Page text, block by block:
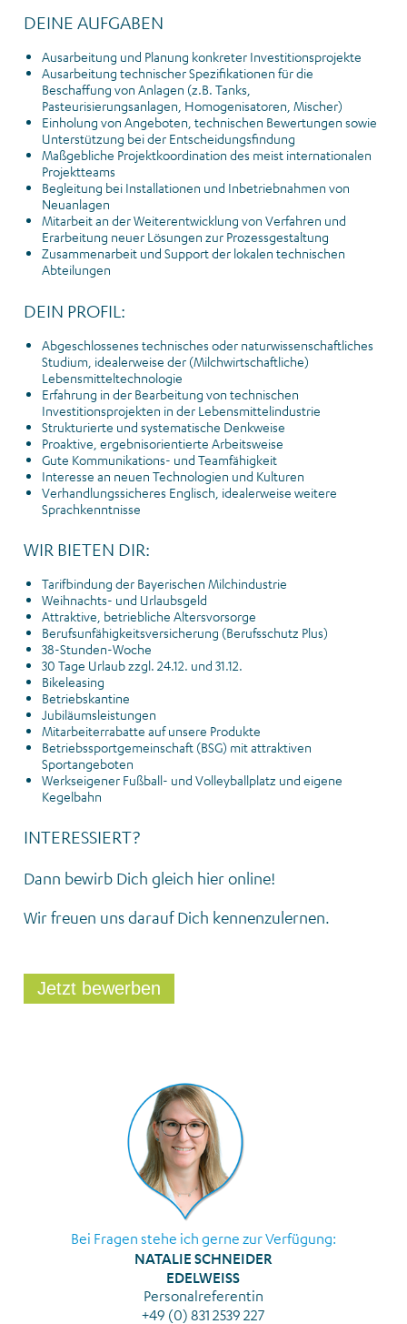
DEINE AUFGABEN
Ausarbeitung und Planung konkreter Investitionsprojekte
Ausarbeitung technischer Spezifikationen für die
Beschaffung von Anlagen (z.B. Tanks,
Pasteurisierungsanlagen, Homogenisatoren, Mischer)
Einholung von Angeboten, technischen Bewertungen sowie
Unterstützung bei der Entscheidungsfindung
Maßgebliche Projektkoordination des meist internationalen
Projektteams
Begleitung bei Installationen und Inbetriebnahmen von
Neuanlagen
Mitarbeit an der Weiterentwicklung von Verfahren und
Erarbeitung neuer Lösungen zur Prozessgestaltung
Zusammenarbeit und Support der lokalen technischen
Abteilungen
DEIN PROFIL:
Abgeschlossenes technisches oder naturwissenschaftliches
Studium, idealerweise der (Milchwirtschaftliche)
Lebensmitteltechnologie
Erfahrung in der Bearbeitung von technischen
Investitionsprojekten in der Lebensmittelindustrie
Strukturierte und systematische Denkweise
Proaktive, ergebnisorientierte Arbeitsweise
Gute Kommunikations- und Teamfähigkeit
Interesse an neuen Technologien und Kulturen
Verhandlungssicheres Englisch, idealerweise weitere
Sprachkenntnisse
WIR BIETEN DIR:
Tarifbindung der Bayerischen Milchindustrie
Weihnachts- und Urlaubsgeld
Attraktive, betriebliche Altersvorsorge
Berufsunfähigkeitsversicherung (Berufsschutz Plus)
38-Stunden-Woche
30 Tage Urlaub zzgl. 24.12. und 31.12.
Bikeleasing
Betriebskantine
Jubiläumsleistungen
Mitarbeiterrabatte auf unsere Produkte
Betriebssportgemeinschaft (BSG) mit attraktiven
Sportangeboten
Werkseigener Fußball- und Volleyballplatz und eigene
Kegelbahn
INTERESSIERT?
Dann bewirb Dich gleich hier online!
Wir freuen uns darauf Dich kennenzulernen.
Jetzt bewerben
Bei Fragen stehe ich gerne zur Verfügung:
NATALIE SCHNEIDER
EDELWEISS
Personalreferentin
+49 (0) 831 2539 227